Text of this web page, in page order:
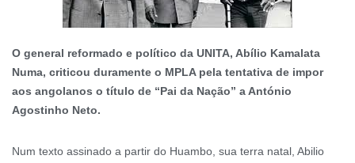
O general reformado e político da UNITA, Abílio Kamalata
Numa, criticou duramente o MPLA pela tentativa de impor
aos angolanos o título de “Pai da Nação” a António
Agostinho Neto.
Num texto assinado a partir do Huambo, sua terra natal, Abilio